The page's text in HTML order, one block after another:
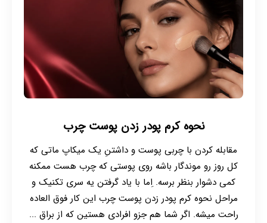
نحوه کرم پودر زدن پوست چرب
مقابله کردن با چربی پوست و داشتنِ یک میکاپ ماتی که
کل روز رو موندگار باشه روی پوستی که چرب هست ممکنه
کمی دشوار بنظر برسه. ِاما با یاد گرفتن یه سری تکنیک و
مراحل نحوه کرم پودر زدن پوست چرب این کار فوق العاده
راحت میشه. اگر شما هم جزو افرادی هستین که از براق ...